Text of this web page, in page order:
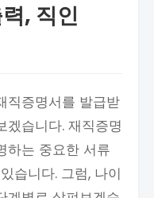
, 직인
직증명서를 발급받
겠습니다. 재직증명
하는 중요한 서류
습니다. 그럼, 나이